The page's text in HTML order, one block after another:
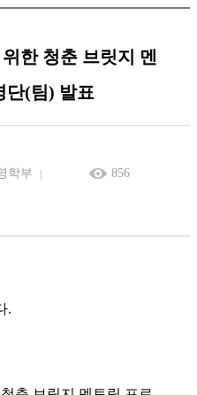
한 청춘 브릿지 멘
단(팀) 발표
학부 856
.